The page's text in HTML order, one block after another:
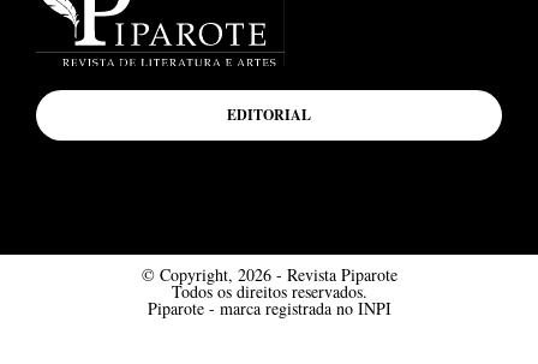
EDITORIAL
© Copyright, 2026 - Revista Piparote
Todos os direitos reservados.
Piparote - marca registrada no INPI